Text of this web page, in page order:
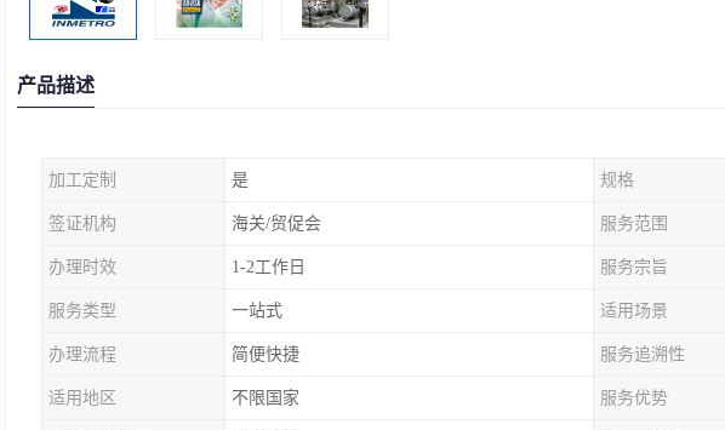
产品描述
加工定制 是 规格
签证机构 海关/贸促会 服务范围
办理时效 1-2工作日 服务宗旨
服务类型 一站式 适用场景
办理流程 简便快捷 服务追溯性
适用地区 不限国家 服务优势